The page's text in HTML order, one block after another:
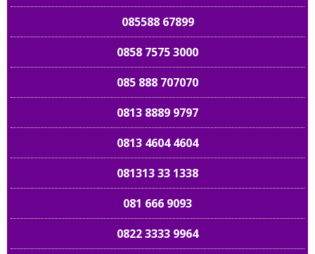
085588 67899
0858 7575 3000
085 888 707070
0813 8889 9797
0813 4604 4604
081313 33 1338
081 666 9093
0822 3333 9964